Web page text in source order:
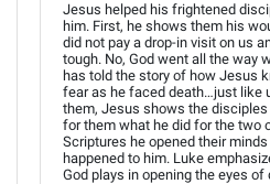
Jesus helped his frightened
him. First, he shows them his
did not pay a drop-in visit on us
tough. No, God went all the way
has told the story of how Jesus
fear as he faced death…just like
them, Jesus shows the
for them what he did for the two
Scriptures he opened their
happened to him. Luke
God plays in opening the eyes of